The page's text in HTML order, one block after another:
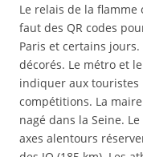
Le relais de la
faut des QR codes
Paris et certains
décorés. Le métro et
indiquer aux
compétitions. La
nagé dans la Seine.
axes alentours